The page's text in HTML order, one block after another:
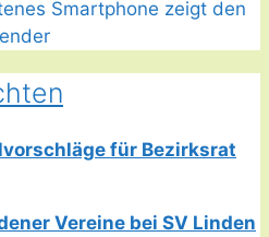
für Bezirksrat
Vereine bei SV Linden